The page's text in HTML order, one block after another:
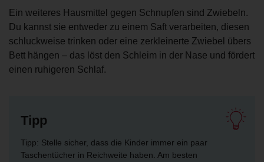
Ein weiteres Hausmittel gegen Schnupfen sind Zwiebeln.
Du kannst sie entweder zu einem Saft verarbeiten, diesen
schluckweise trinken oder eine zerkleinerte Zwiebel übers
Bett hängen – das löst den Schleim in der Nase und fördert
einen ruhigeren Schlaf.
Tipp
Tipp: Stelle sicher, dass die Kinder immer ein paar
Taschentücher in Reichweite haben. Am besten